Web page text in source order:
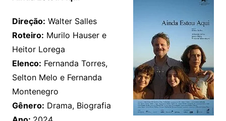
Direção: Walter Salles
Roteiro: Murilo Hauser e
Heitor Lorega
Elenco: Fernanda Torres,
Selton Melo e Fernanda
Montenegro
Gênero: Drama, Biografia